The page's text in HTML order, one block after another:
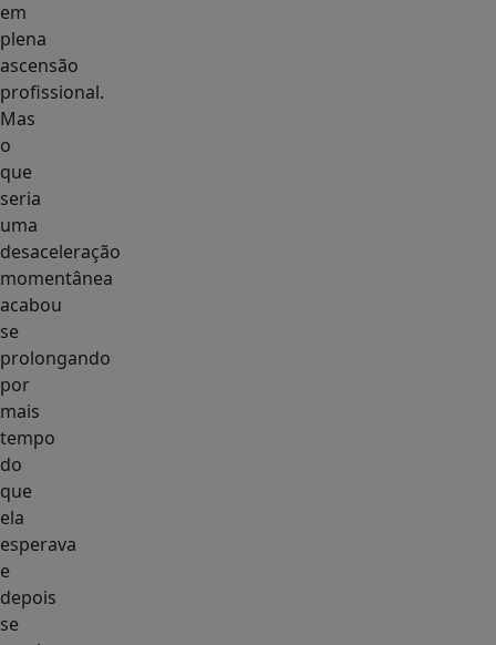
em
plena
ascensão
profissional.
Mas
o
que
seria
uma
desaceleração
momentânea
acabou
se
prolongando
por
mais
tempo
do
que
ela
esperava
e
depois
se